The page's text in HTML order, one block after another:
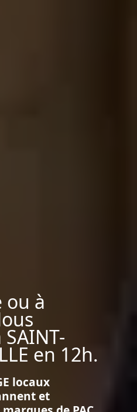
ou à
en 12h.
locaux
et